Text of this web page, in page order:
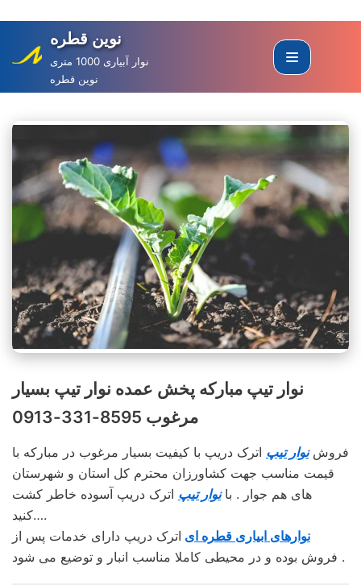
to
content
نوین قطره
نوار آبیاری 1000 متری
نوین قطره
نوار تیپ مبارکه پخش عمده نوار تیپ بسیار
مرغوب 8595-331-0913
فروشنوار تیپ اترک دریپ با کیفیت بسیار مرغوب در مبارکه با
قیمت مناسب جهت کشاورزان محترم کل استان و شهرستان
های هم جوار . بانوار تیپ اترک دریپ آسوده خاطر کشت
کنید….
نوارهای ابیاری قطره ای اترک دریپ دارای خدمات پس از
فروش بوده و در محیطی کاملا مناسب انبار و توضیع می شود .